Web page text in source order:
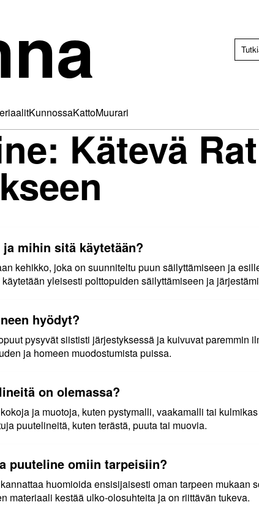
KunnossaKattoMuurari
Kätevä
mihin sitä käytetään?
kehikko, joka on suunniteltu puun säilyttämiseen ja
yleisesti polttopuiden säilyttämiseen ja
hyödyt?
pysyvät siististi järjestyksessä ja kuivuvat paremmin
ja homeen muodostumista puissa.
on olemassa?
ja muotoja, kuten pystymalli, vaakamalli tai
puutelineitä, kuten terästä, puuta tai muovia.
puuteline omiin tarpeisiin?
huomioida ensisijaisesti oman tarpeen mukaan
materiaali kestää ulko-olosuhteita ja on riittävän tukeva.